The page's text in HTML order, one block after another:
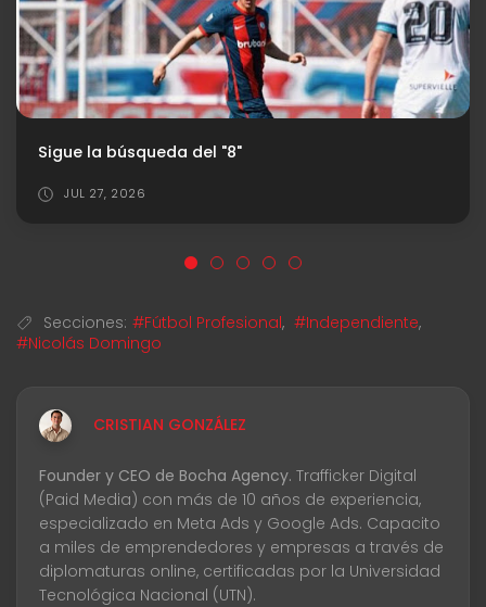
Sigue la búsqueda del "8"
JUL 27, 2026
Secciones: #Fútbol Profesional, #Independiente,
#Nicolás Domingo
CRISTIAN GONZÁLEZ
Founder y CEO de Bocha Agency. Trafficker Digital
(Paid Media) con más de 10 años de experiencia,
especializado en Meta Ads y Google Ads. Capacito
a miles de emprendedores y empresas a través de
diplomaturas online, certificadas por la Universidad
Tecnológica Nacional (UTN).